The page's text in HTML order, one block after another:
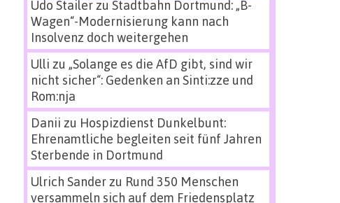
Udo Stailerzu Stadtbahn Dortmund: „B-
Wagen“-Modernisierung kann nach
Insolvenz doch weitergehen
Ulli zu „Solange es die AfD gibt, sind wir
nicht sicher“: Gedenken an Sinti:zze und
Rom:nja
Danii zu Hospizdienst Dunkelbunt:
Ehrenamtliche begleiten seit fünf Jahren
Sterbende in Dortmund
Ulrich Sanderzu Rund 350 Menschen
versammeln sich auf dem Friedensplatz